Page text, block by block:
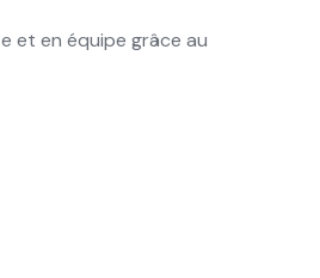
et en équipe grâce au